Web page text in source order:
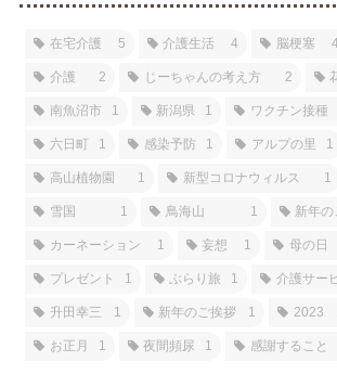
在宅介護 5 介護生活 4 脳梗塞 4
介護 2 じーちゃんの考え方 2
南魚沼市 1 新潟県 1 ワクチン接種
六日町 1 感染予防 1 アルプの里 1
高山植物園 1 新型コロナウィルス 1
雪国 1 鳥海山 1 新年の
カーネーション 1 妄想 1 母の日
プレゼント 1 ぶらり旅 1 介護サー
升田幸三 1 新年のご挨拶 1 2023
お正月 1 夜間頻尿 1 感謝すること